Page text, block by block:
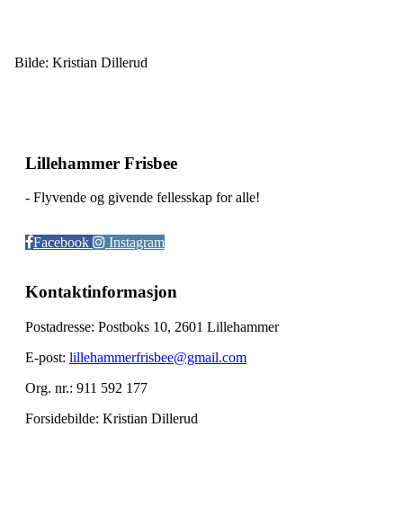
Bilde: Kristian Dillerud
Lillehammer Frisbee
- Flyvende og givende fellesskap for alle!
Facebook Instagram
Kontaktinformasjon
Postadresse: Postboks 10, 2601 Lillehammer
E-post: lillehammerfrisbee@gmail.com
Org. nr.: 911 592 177
Forsidebilde: Kristian Dillerud